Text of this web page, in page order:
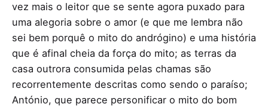
vez mais o leitor que se sente agora puxado para
uma alegoria sobre o amor (e que me lembra não
sei bem porquê o mito do andrógino) e uma história
que é afinal cheia da força do mito; as terras da
casa outrora consumida pelas chamas são
recorrentemente descritas como sendo o paraíso;
António, que parece personificar o mito do bom